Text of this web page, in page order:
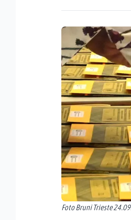
Foto Bruni Trieste